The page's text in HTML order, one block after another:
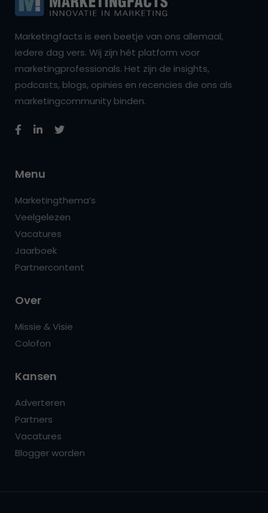
Marketingfacts is een beetje van ons allemaal,
iedere dag vers. Wij zijn hét platform voor
marketingprofessionals. Het zijn de insights,
podcasts, blogs, opinies en recencies die ons als
marketingcommunity binden.
Menu
Marketingthema’s
Veelgelezen
Vacatures
Jaarboek
Partnercontent
Over
Missie & Visie
Colofon
Kansen
Adverteren
Partners
Vacatures
Blogger worden